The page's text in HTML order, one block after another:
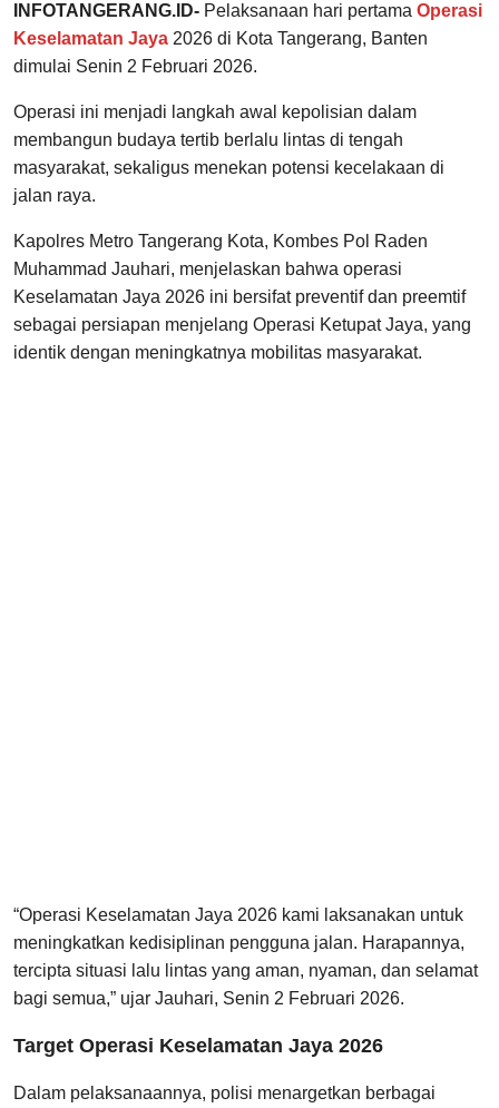
INFOTANGERANG.ID- Pelaksanaan hari pertama Operasi
Keselamatan Jaya 2026 di Kota Tangerang, Banten
dimulai Senin 2 Februari 2026.
Operasi ini menjadi langkah awal kepolisian dalam
membangun budaya tertib berlalu lintas di tengah
masyarakat, sekaligus menekan potensi kecelakaan di
jalan raya.
Kapolres Metro Tangerang Kota, Kombes Pol Raden
Muhammad Jauhari, menjelaskan bahwa operasi
Keselamatan Jaya 2026 ini bersifat preventif dan preemtif
sebagai persiapan menjelang Operasi Ketupat Jaya, yang
identik dengan meningkatnya mobilitas masyarakat.
“Operasi Keselamatan Jaya 2026 kami laksanakan untuk
meningkatkan kedisiplinan pengguna jalan. Harapannya,
tercipta situasi lalu lintas yang aman, nyaman, dan selamat
bagi semua,” ujar Jauhari, Senin 2 Februari 2026.
Target Operasi Keselamatan Jaya 2026
Dalam pelaksanaannya, polisi menargetkan berbagai